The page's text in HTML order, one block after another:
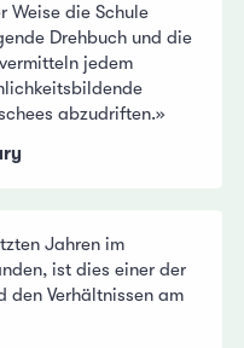
Weise die Schule
Drehbuch und die
jedem
abzudriften.»
Jahren im
ist dies einer der
den Verhältnissen am